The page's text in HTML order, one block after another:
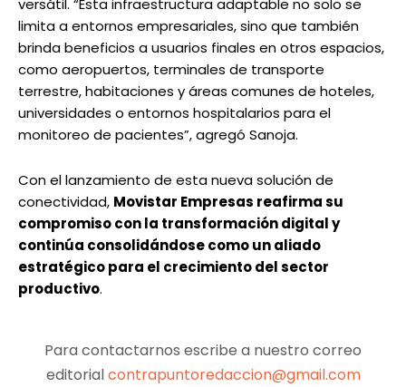
versátil. “Esta infraestructura adaptable no solo se
limita a entornos empresariales, sino que también
brinda beneficios a usuarios finales en otros espacios,
como aeropuertos, terminales de transporte
terrestre, habitaciones y áreas comunes de hoteles,
universidades o entornos hospitalarios para el
monitoreo de pacientes”, agregó Sanoja.
Con el lanzamiento de esta nueva solución de
conectividad, Movistar Empresas reafirma su
compromiso con la transformación digital y
continúa consolidándose como un aliado
estratégico para el crecimiento del sector
productivo.
Para contactarnos escribe a nuestro correo
editorialcontrapuntoredaccion@gmail.com